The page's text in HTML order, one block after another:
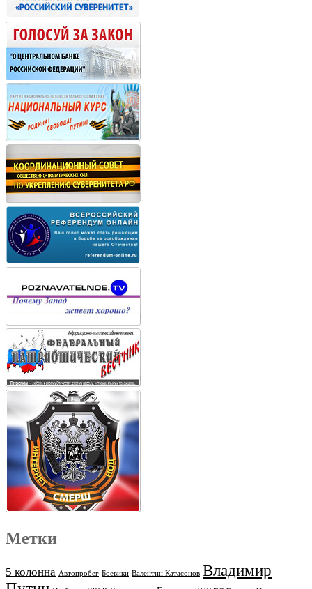
Метки
5 колонна Автопробег Боевики Валентин Катасонов Владимир